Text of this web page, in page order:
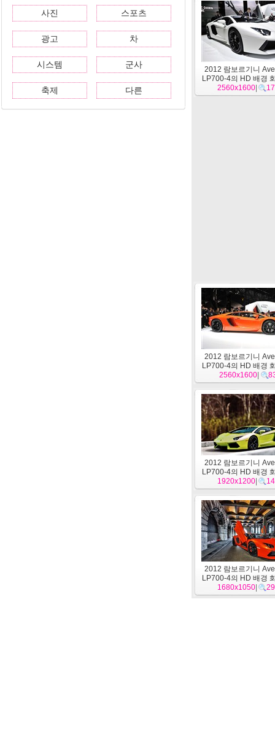
사진 스포츠
광고 차
시스템 군사
축제 다른
2012 람보르기니
LP700-4의 HD 배경
2560x1600
2012 람보르기니
LP700-4의 HD 배경
2560x1600
2012 람보르기니
LP700-4의 HD 배경
1920x1200
2012 람보르기니
LP700-4의 HD 배경
1680x1050